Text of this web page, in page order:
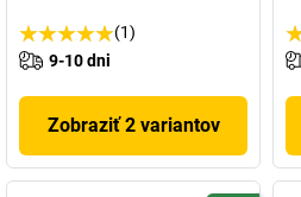
(1)
9-10 dni
Zobraziť 2 variantov